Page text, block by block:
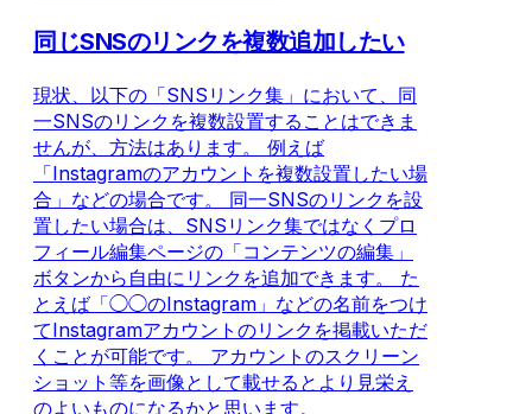
同じSNSのリンクを複数追加したい
現状、以下の「SNSリンク集」において、同
一SNSのリンクを複数設置することはできま
せんが、方法はあります。 例えば
「Instagramのアカウントを複数設置したい場
合」などの場合です。 同一SNSのリンクを設
置したい場合は、SNSリンク集ではなくプロ
フィール編集ページの「コンテンツの編集」
ボタンから自由にリンクを追加できます。 た
とえば「◯◯のInstagram」などの名前をつけ
てInstagramアカウントのリンクを掲載いただ
くことが可能です。 アカウントのスクリーン
ショット等を画像として載せるとより見栄え
のよいものになるかと思います。